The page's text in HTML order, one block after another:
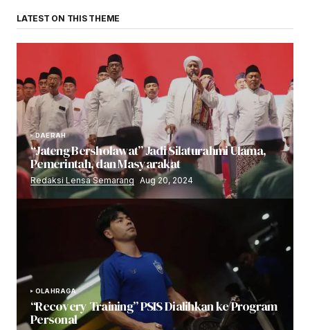
LATEST ON THIS THEME
DAERAH
“Jateng Bersholawat” Jadi Silaturahmi Ulama,
Pemerintah, dan Masyarakat
Redaksi Lensa Semarang Aug 20, 2024
OLAHRAGA
“Recovery Training” PSIS Dialihkan ke Program
Personal